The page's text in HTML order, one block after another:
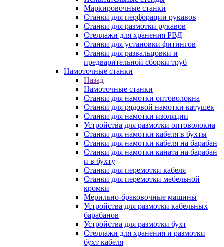
Маркировочные станки
Станки для перфорации рукавов
Станки для размотки рукавов
Стеллажи для хранения РВД
Станки для установки фитингов
Станки для развальцовки и
предварительной сборки труб
Намоточные станки
Назад
Намоточные станки
Станки для намотки оптоволокна
Станки для рядовой намотки катушек
Станки для намотки изоляции
Устройства для размотки оптоволокна
Станки для намотки кабеля в бухты
Станки для намотки кабеля на барабан
Станки для намотки каната на барабан
и в бухту
Станки для перемотки кабеля
Станки для перемотки мебельной
кромки
Мерильно-браковочные машины
Устройства для размотки кабельных
барабанов
Устройства для размотки бухт
Стеллажи для хранения и размотки
бухт кабеля